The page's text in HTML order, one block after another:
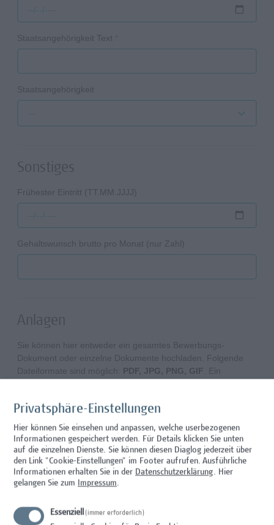
Staatsangehörigkeit Text
Staatsangehörigkeit
---
Sonstiges
Frühester Eintritt (TT.MM.JJJJ)
Gehaltswunsch brutto pro Monat (nur Zahl)
Anlagen
Sie können hier entweder ein gesamtes Bewerbungs-
Dokument oder einzelne Dokumente hochladen. Folgende
Dateiformate sind möglich: PDF, JPG, PNG, GIF . Ein
die mit einem Passwort- oder Schreibschutz versehen sind.
Foto
Datei hochladen
Anschreiben
Datei hochladen
Privatsphäre-Einstellungen
Hier können Sie einsehen und anpassen, welche userbezogenen
Informationen gespeichert werden. Für Details klicken Sie unten
auf die einzelnen Dienste. Sie können diesen Diaglog jederzeit über
den Link "Cookie-Einstellungen" im Footer aufrufen. Ausführliche
Informationen erhalten Sie in der Datenschutzerklärung. Hier
gelangen Sie zum Impressum.
Essenziell (immer erforderlich)